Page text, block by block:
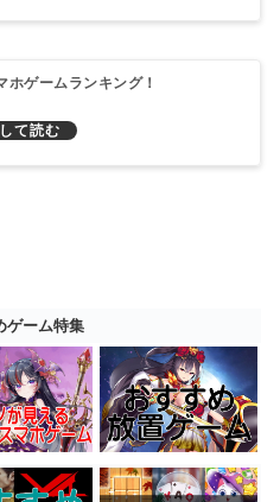
ホゲームランキング！
ゲーム特集